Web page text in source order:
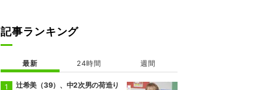
記事ランキング
最新 24時間 週間
辻希美（39）、中2次男の荷造り